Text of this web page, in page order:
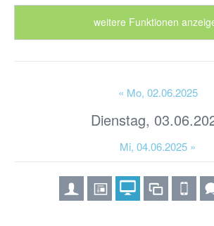
weitere Funktionen
« Mo, 02.06.2025
Dienstag,
Mi, 04.06.2025 »